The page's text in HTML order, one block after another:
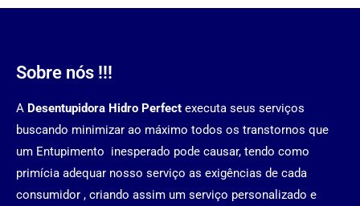
Sobre nós !!!
A Desentupidora Hidro Perfect executa seus serviços
buscando minimizar ao máximo todos os transtornos que
um Entupimento inesperado pode causar, tendo como
primícia adequar nosso serviço as exigências de cada
consumidor , criando assim um serviço personalizado e